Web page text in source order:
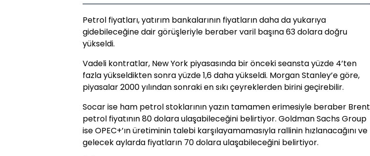
Petrol fiyatları, yatırım bankalarının fiyatların daha da yukarıya
gidebileceğine dair görüşleriyle beraber varil başına 63 dolara doğru
yükseldi.
Vadeli kontratlar, New York piyasasında bir önceki seansta yüzde 4’ten
fazla yükseldikten sonra yüzde 1,6 daha yükseldi. Morgan Stanley’e göre,
piyasalar 2000 yılından sonraki en sıkı çeyreklerden birini geçirebilir.
Socar ise ham petrol stoklarının yazın tamamen erimesiyle beraber Brent
petrol fiyatının 80 dolara ulaşabileceğini belirtiyor. Goldman Sachs Group
ise OPEC+’ın üretiminin talebi karşılayamamasıyla rallinin hızlanacağını ve
gelecek aylarda fiyatların 70 dolara ulaşabileceğini belirtiyor.